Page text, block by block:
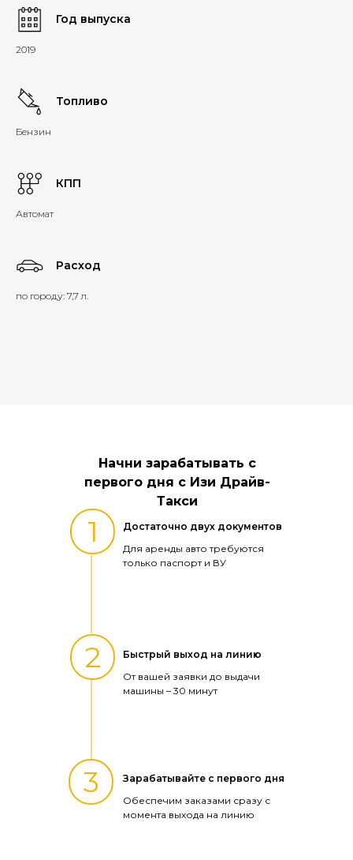
Год выпуска
2019
Топливо
Бензин
КПП
Автомат
Расход
по городу: 7,7 л.
Начни зарабатывать с
первого дня с Изи Драйв-
Такси
Для аренды авто требуются
только паспорт и ВУ
От вашей заявки до выдачи
машины – 30 минут
Обеспечим заказами сразу с
момента выхода на линию
Достаточно двух документов
Быстрый выход на линию
Зарабатывайте с первого дня
1
2
3